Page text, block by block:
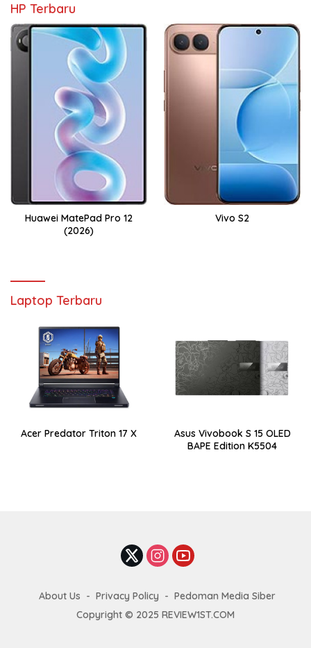
HP Terbaru
Huawei MatePad Pro 12
(2026)
Vivo S2
Laptop Terbaru
Acer Predator Triton 17 X
Asus Vivobook S 15 OLED
BAPE Edition K5504
About Us Privacy Policy
Pedoman Media Siber
Copyright © 2025 REVIEW1ST.COM